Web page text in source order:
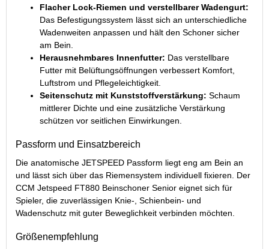
Flacher Lock-Riemen und verstellbarer Wadengurt:
Das Befestigungssystem lässt sich an unterschiedliche
Wadenweiten anpassen und hält den Schoner sicher
am Bein.
Herausnehmbares Innenfutter: Das verstellbare
Futter mit Belüftungsöffnungen verbessert Komfort,
Luftstrom und Pflegeleichtigkeit.
Seitenschutz mit Kunststoffverstärkung: Schaum
mittlerer Dichte und eine zusätzliche Verstärkung
schützen vor seitlichen Einwirkungen.
Passform und Einsatzbereich
Die anatomische JETSPEED Passform liegt eng am Bein an
und lässt sich über das Riemensystem individuell fixieren. Der
CCM Jetspeed FT880 Beinschoner Senior eignet sich für
Spieler, die zuverlässigen Knie-, Schienbein- und
Wadenschutz mit guter Beweglichkeit verbinden möchten.
Größenempfehlung